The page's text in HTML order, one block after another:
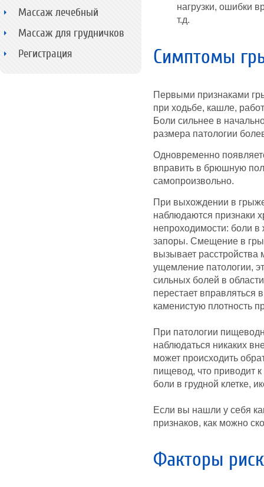
нагрузки, ошибки
т.д.
Симптомы
Первыми признаками
при ходьбе, кашле,
Боли сильнее в
размера патологии
Одновременно
вправить в брюшную
самопроизвольно.
При выхождении в
наблюдаются признаки
непроходимости: боли
запоры. Смещение в
вызывает расстройства
ущемление патологии,
сильных болей в
перестает вправляться
каменистую плотность
При патологии
наблюдаться никаких
может происходить
пищевод, что приводит
боли в грудной клетке,
Если вы нашли у себя
признаков, как можно
Факторы
Массаж лечебный
Массаж для грудничков
Регистрация